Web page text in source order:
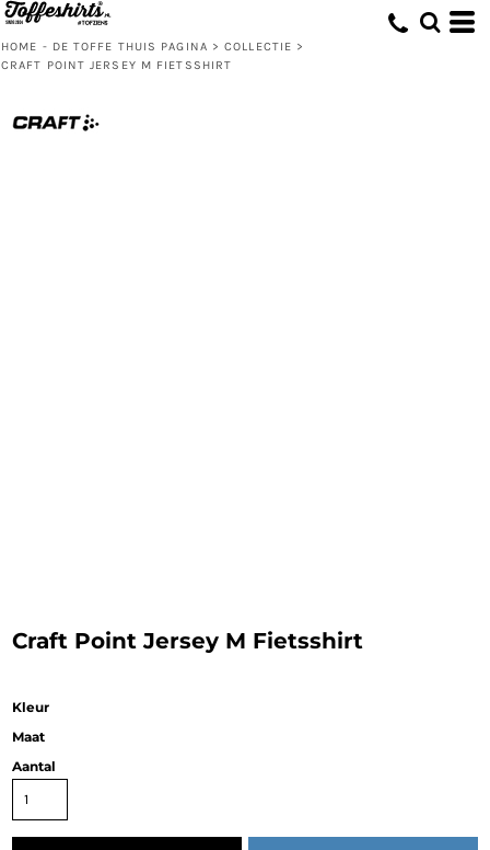
HOME - DE TOFFE THUIS PAGINA > COLLECTIE >
CRAFT POINT JERSEY M FIETSSHIRT
Craft Point Jersey M Fietsshirt
Kleur
Maat
Aantal